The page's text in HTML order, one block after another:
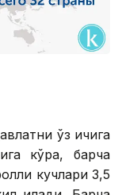
ўз ичига
кўра, барча
кучлари 3,5